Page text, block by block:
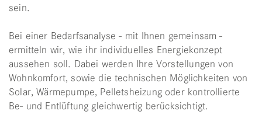
sein.
Bei einer Bedarfsanalyse - mit Ihnen gemeinsam -
ermitteln wir, wie ihr individuelles Energiekonzept
aussehen soll. Dabei werden Ihre Vorstellungen von
Wohnkomfort, sowie die technischen Möglichkeiten von
Solar, Wärmepumpe, Pelletsheizung oder kontrollierte
Be- und Entlüftung gleichwertig berücksichtigt.